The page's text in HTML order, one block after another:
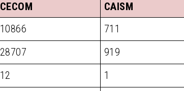
CECOM CAISM
10866 711
28707 919
12 1